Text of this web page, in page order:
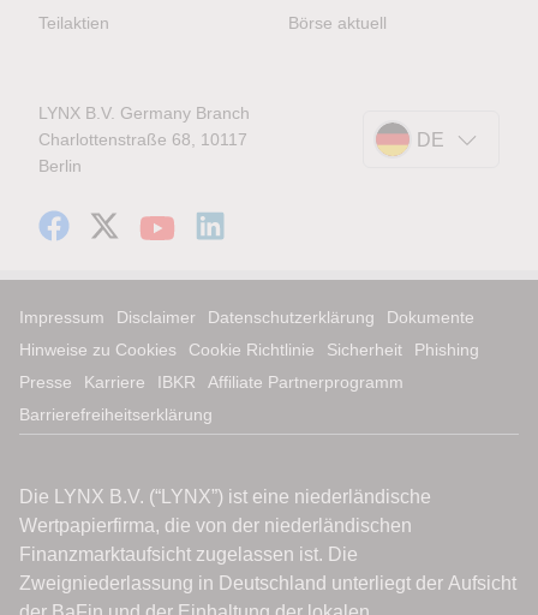
Teilaktien Börse aktuell
LYNX B.V. Germany Branch
Charlottenstraße 68, 10117
Berlin
DE
Impressum Disclaimer Datenschutzerklärung
Dokumente
Hinweise zu Cookies
Cookie Richtlinie Sicherheit
Phishing
Presse
Karriere IBKR
Affiliate Partnerprogramm
Barrierefreiheitserklärung